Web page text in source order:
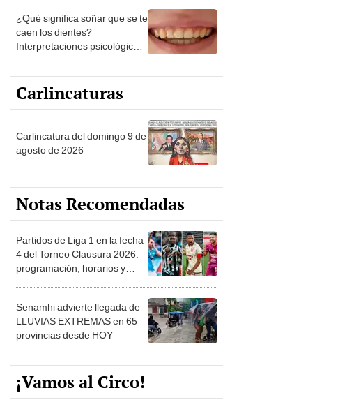
¿Qué significa soñar que se te
caen los dientes?
Interpretaciones psicológicas
Carlincaturas
Carlincatura del domingo 9 de
agosto de 2026
Notas Recomendadas
Partidos de Liga 1 en la fecha
4 del Torneo Clausura 2026:
programación, horarios y
Senamhi advierte llegada de
LLUVIAS EXTREMAS en 65
provincias desde HOY
¡Vamos al Circo!